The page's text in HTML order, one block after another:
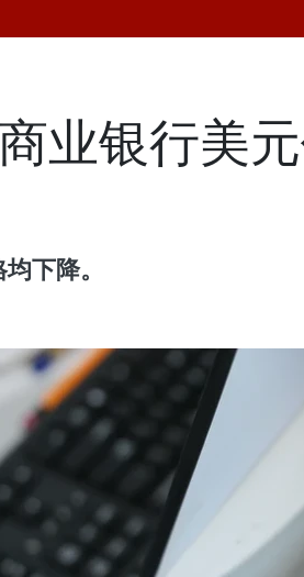
业银行美
下降。